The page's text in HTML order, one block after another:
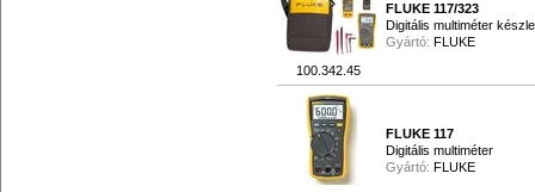
100.342.45
FLUKE 117/323
Digitális multiméter
Gyártó: FLUKE
FLUKE 117
Digitális multiméter
Gyártó: FLUKE